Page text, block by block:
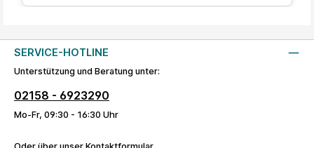
SERVICE-HOTLINE
Unterstützung und Beratung unter:
02158 - 6923290
Mo-Fr, 09:30 - 16:30 Uhr